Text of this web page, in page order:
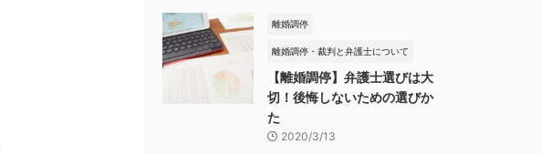
離婚調停
離婚調停・裁判と弁護士について
【離婚調停】弁護士選びは大
切！後悔しないための選びか
た
2020/3/13